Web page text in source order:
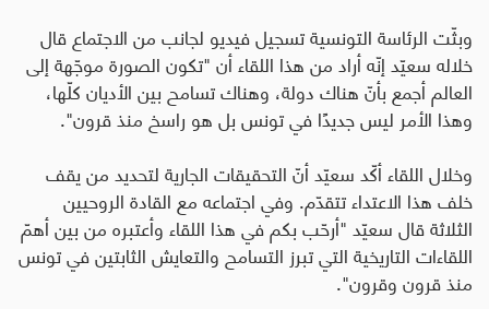
وبثّت الرئاسة التونسية تسجيل فيديو لجانب من الاجتماع قال
خلاله سعيّد إنّه أراد من هذا اللقاء أن "تكون الصورة موجّهة إلى
العالم أجمع بأنّ هناك دولة، وهناك تسامح بين الأديان كلّها،
وهذا الأمر ليس جديدًا في تونس بل هو راسخ منذ قرون".
وخلال اللقاء أكّد سعيّد أنّ التحقيقات الجارية لتحديد من يقف
خلف هذا الاعتداء تتقدّم. وفي اجتماعه مع القادة الروحيين
الثلاثة قال سعيّد "أرحّب بكم في هذا اللقاء وأعتبره من بين أهمّ
اللقاءات التاريخية التي تبرز التسامح والتعايش الثابتين في تونس
منذ قرون وقرون".